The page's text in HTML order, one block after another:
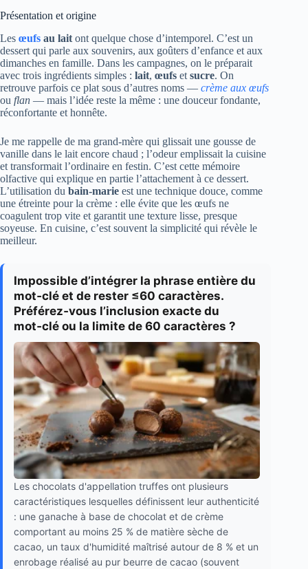
Présentation et origine
Les œufs au lait ont quelque chose d’intemporel. C’est un
dessert qui parle aux souvenirs, aux goûters d’enfance et aux
dimanches en famille. Dans les campagnes, on le préparait
avec trois ingrédients simples : lait, œufs et sucre. On
retrouve parfois ce plat sous d’autres noms — crème aux œufs
ou flan — mais l’idée reste la même : une douceur fondante,
réconfortante et honnête.
Je me rappelle de ma grand-mère qui glissait une gousse de
vanille dans le lait encore chaud ; l’odeur emplissait la cuisine
et transformait l’ordinaire en festin. C’est cette mémoire
olfactive qui explique en partie l’attachement à ce dessert.
L’utilisation du bain-marie est une technique douce, comme
une étreinte pour la crème : elle évite que les œufs ne
coagulent trop vite et garantit une texture lisse, presque
soyeuse. En cuisine, c’est souvent la simplicité qui révèle le
meilleur.
Impossible d’intégrer la phrase entière du
mot‑clé et de rester ≤60 caractères.
Préférez‑vous l’inclusion exacte du
mot‑clé ou la limite de 60 caractères ?
Les chocolats d'appellation truffes ont plusieurs
caractéristiques lesquelles définissent leur authenticité
: une ganache à base de chocolat et de crème
comportant au moins 25 % de matière sèche de
cacao, un taux d'humidité maîtrisé autour de 8 % et un
enrobage réalisé au pur beurre de cacao (souvent